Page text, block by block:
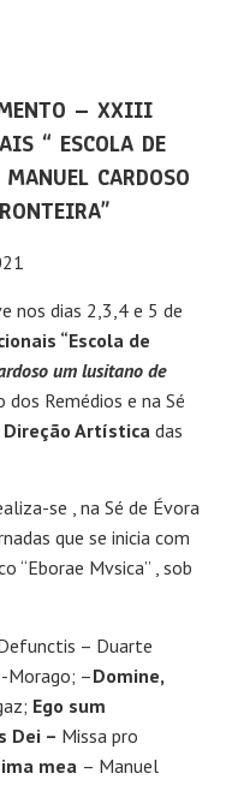
– XXIII
“ ESCOLA DE
CARDOSO
nos dias 2,3,4 e 5 de
“Escola de
um lusitano de
Remédios e na Sé
Direção Artística das
se , na Sé de Évora
que se inicia com
“Eborae Mvsica” , sob
– Duarte
Morago; –Domine,
Ego sum
Dei – Missa pro
mea – Manuel